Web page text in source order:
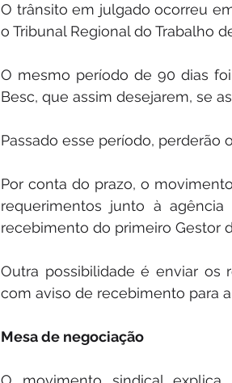
O trânsito em julgado ocorreu
o Tribunal Regional do Trabalho
O mesmo período de 90 dias
Besc, que assim desejarem, se
Passado esse período, perderão
Por conta do prazo, o
requerimentos junto à
recebimento do primeiro Gestor
Outra possibilidade é enviar os
com aviso de recebimento para
Mesa de negociação